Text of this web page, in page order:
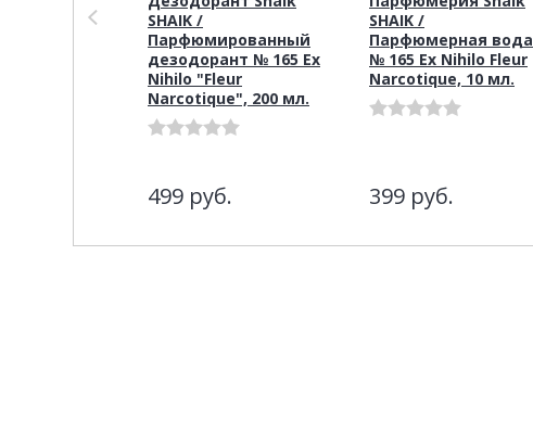
SHAIK /
Парфюмированный
дезодорант № 165 Ex
Nihilo "Fleur
Narcotique", 200 мл.
499 руб.
SHAIK /
Парфюмерная вода
№ 165 Ex Nihilo Fleur
Narcotique, 10 мл.
399 руб.